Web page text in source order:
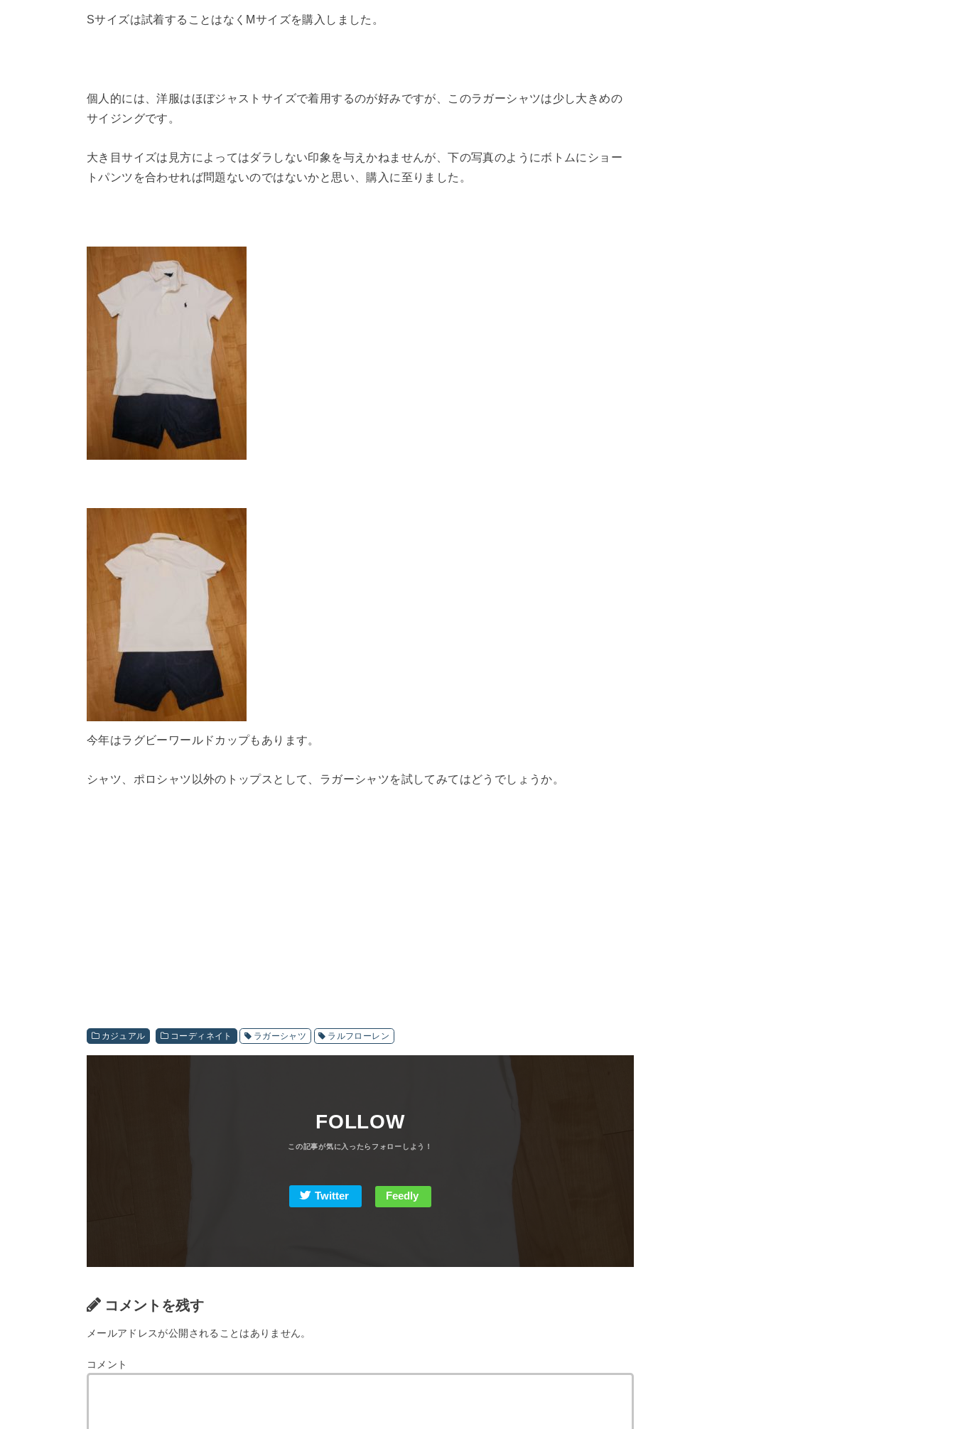
Sサイズは試着することはなくMサイズを購入しました。
個人的には、洋服はほぼジャストサイズで着用するのが好みですが、このラガーシャツは少し大きめの
サイジングです。
大き目サイズは見方によってはダラしない印象を与えかねませんが、下の写真のようにボトムにショー
トパンツを合わせれば問題ないのではないかと思い、購入に至りました。
今年はラグビーワールドカップもあります。
シャツ、ポロシャツ以外のトップスとして、ラガーシャツを試してみてはどうでしょうか。
カジュアル コーディネイト ラガーシャツ ラルフローレン
FOLLOW
Twitter Feedly
コメントを残す
メールアドレスが公開されることはありません。
コメント